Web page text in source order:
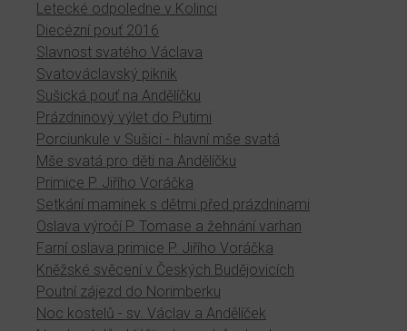
Letecké odpoledne v Kolinci
Diecézní pouť 2016
Slavnost svatého Václava
Svatováclavský piknik
Sušická pouť na Andělíčku
Prázdninový výlet do Putimi
Porciunkule v Sušici - hlavní mše svatá
Mše svatá pro děti na Andělíčku
Primice P. Jiřího Voráčka
Setkání maminek s dětmi před prázdninami
Oslava výročí P. Tomase a žehnání varhan
Farní oslava primice P. Jiřího Voráčka
Kněžské svěcení v Českých Budějovicích
Poutní zájezd do Norimberku
Noc kostelů - sv. Václav a Andělíček